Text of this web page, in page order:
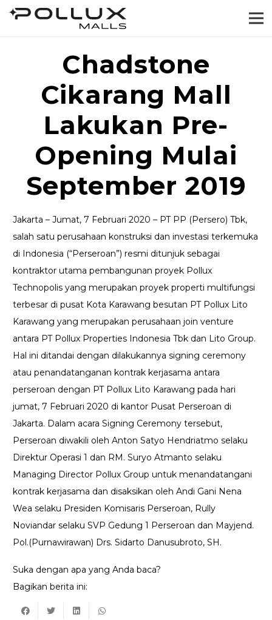
Chadstone
Cikarang Mall
Lakukan Pre-
Opening Mulai
September 2019
Jakarta – Jumat, 7 Februari 2020 – PT PP (Persero) Tbk,
salah satu perusahaan konstruksi dan investasi terkemuka
di Indonesia (“Perseroan”) resmi ditunjuk sebagai
kontraktor utama pembangunan proyek Pollux
Technopolis yang merupakan proyek properti multifungsi
terbesar di pusat Kota Karawang besutan PT Pollux Lito
Karawang yang merupakan perusahaan join venture
antara PT Pollux Properties Indonesia Tbk dan Lito Group.
Hal ini ditandai dengan dilakukannya signing ceremony
atau penandatanganan kontrak kerjasama antara
perseroan dengan PT Pollux Lito Karawang pada hari
jumat, 7 Februari 2020 di kantor Pusat Perseroan di
Jakarta. Dalam acara Signing Ceremony tersebut,
Perseroan diwakili oleh Anton Satyo Hendriatmo selaku
Direktur Operasi 1 dan RM. Suryo Atmanto selaku
Managing Director Pollux Group untuk menandatangani
kontrak kerjasama dan disaksikan oleh Andi Gani Nena
Wea selaku Presiden Komisaris Perseroan, Rully
Noviandar selaku SVP Gedung 1 Perseroan dan Mayjend.
Pol.(Purnawirawan) Drs. Sidarto Danusubroto, SH.
Suka dengan apa yang Anda baca?
Bagikan berita ini: